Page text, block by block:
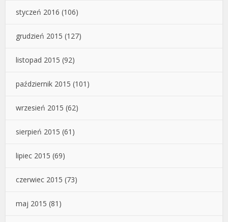
styczeń 2016 (106)
grudzień 2015 (127)
listopad 2015 (92)
październik 2015 (101)
wrzesień 2015 (62)
sierpień 2015 (61)
lipiec 2015 (69)
czerwiec 2015 (73)
maj 2015 (81)